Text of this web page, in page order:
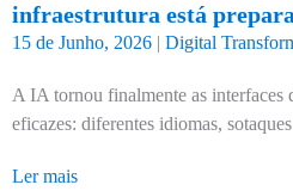
infraestrutura está
15 de Junho, 2026 | Digital
A IA tornou finalmente as interfaces
eficazes: diferentes idiomas,
Ler mais